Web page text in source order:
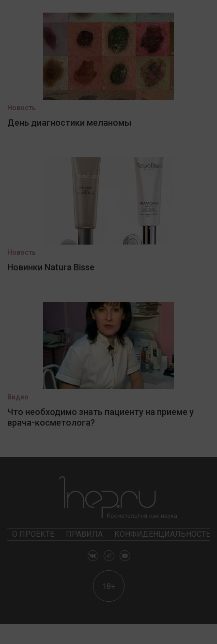
Новость
День диагностики меланомы
Новость
Новинки Natura Bisse
Видео
Что необходимо знать пациенту на приеме у
врача-косметолога?
О ПРОЕКТЕ ПРАВИЛА КОНФИДЕНЦИАЛЬНОСТЬ
18+